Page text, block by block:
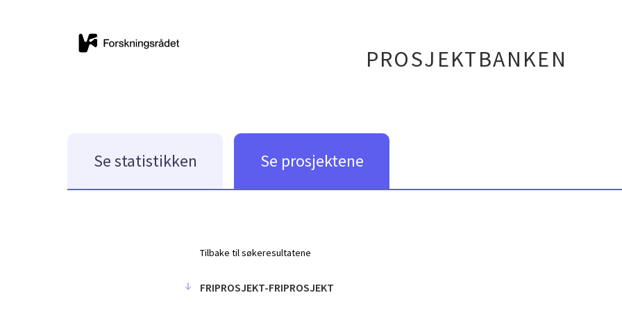
PROSJEKTBANKEN
Se statistikken Se prosjektene
Tilbake til søkeresultatene
FRIPROSJEKT-FRIPROSJEKT